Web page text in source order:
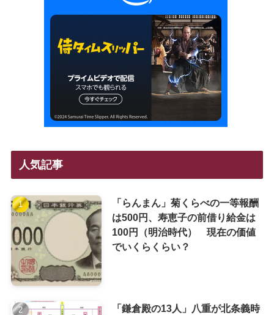
人気記事
「らんまん」菊くらべの一等報酬
は500円、寿恵子の前借り給金は
100円（明治時代） 現在の価値
でいくらくらい？
「鎌倉殿の13人」八重が北条義時